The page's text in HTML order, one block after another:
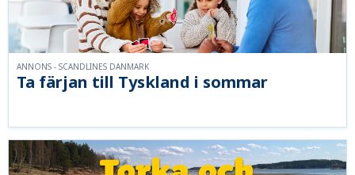
Ta färjan till Tyskland i sommar
ANNONS - SCANDLINES DANMARK